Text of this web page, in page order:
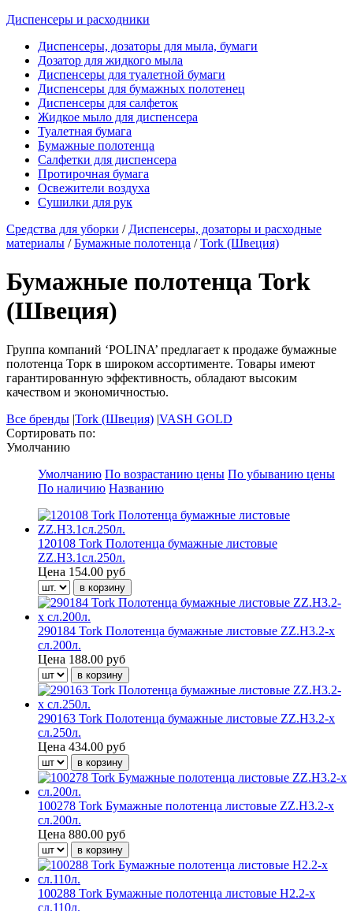
Диспенсеры и расходники
Диспенсеры, дозаторы для мыла, бумаги
Дозатор для жидкого мыла
Диспенсеры для туалетной бумаги
Диспенсеры для бумажных полотенец
Диспенсеры для салфеток
Жидкое мыло для диспенсера
Туалетная бумага
Бумажные полотенца
Салфетки для диспенсера
Протирочная бумага
Освежители воздуха
Сушилки для рук
Средства для уборки / Диспенсеры, дозаторы и расходные
материалы /Бумажные полотенца /Tork (Швеция)
Бумажные полотенца Tork
(Швеция)
Группа компаний ‘POLINA’ предлагает к продаже бумажные
полотенца Торк в широком ассортименте. Товары имеют
гарантированную эффективность, обладают высоким
качеством и экономичностью.
Все бренды |Tork (Швеция) |VASH GOLD
Сортировать по:
Умолчанию
Умолчанию По возрастанию цены По убыванию цены
По наличию Названию
120108 Tork Полотенца бумажные листовые
ZZ.Н3.1сл.250л.
Цена 154.00 руб
290184 Tork Полотенца бумажные листовые ZZ.Н3.2-х
сл.200л.
Цена 188.00 руб
290163 Tork Полотенца бумажные листовые ZZ.Н3.2-х
сл.250л.
Цена 434.00 руб
100278 Tork Бумажные полотенца листовые ZZ.Н3.2-х
сл.200л.
Цена 880.00 руб
100288 Tork Бумажные полотенца листовые Н2.2-х
сл.110л.